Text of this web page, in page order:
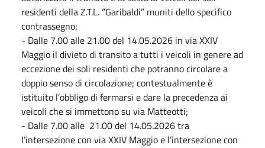
residenti della Z.T.L. “Garibaldi” muniti dello specifico
contrassegno;
- Dalle 7.00 alle 21.00 del 14.05.2026 in via XXIV
Maggio il divieto di transito a tutti i veicoli in genere ad
eccezione dei soli residenti che potranno circolare a
doppio senso di circolazione; contestualmente è
istituito l’obbligo di fermarsi e dare la precedenza ai
veicoli che si immettono su via Matteotti;
- Dalle 7.00 alle 21.00 del 14.05.2026 tra
l’intersezione con via XXIV Maggio e l’intersezione con